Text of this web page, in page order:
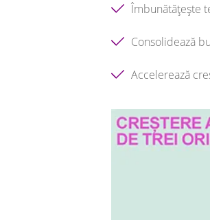
Îmbunătățește
Consolidează
Accelerează